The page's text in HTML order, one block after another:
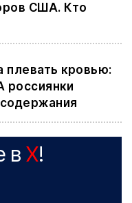
США. Кто
плевать кровью:
россиянки
в X!